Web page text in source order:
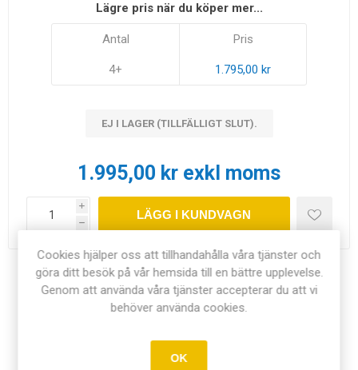
Lägre pris när du köper mer...
Antal
4+
Pris
1.795,00 kr
EJ I LAGER (TILLFÄLLIGT SLUT).
1.995,00 kr exkl moms
i
h
LÄGG I KUNDVAGN
Dela:
ÖVERSIKT
Cookies hjälper oss att tillhandahålla våra tjänster och
göra ditt besök på vår hemsida till en bättre upplevelse.
Genom att använda våra tjänster accepterar du att vi
behöver använda cookies.
OK